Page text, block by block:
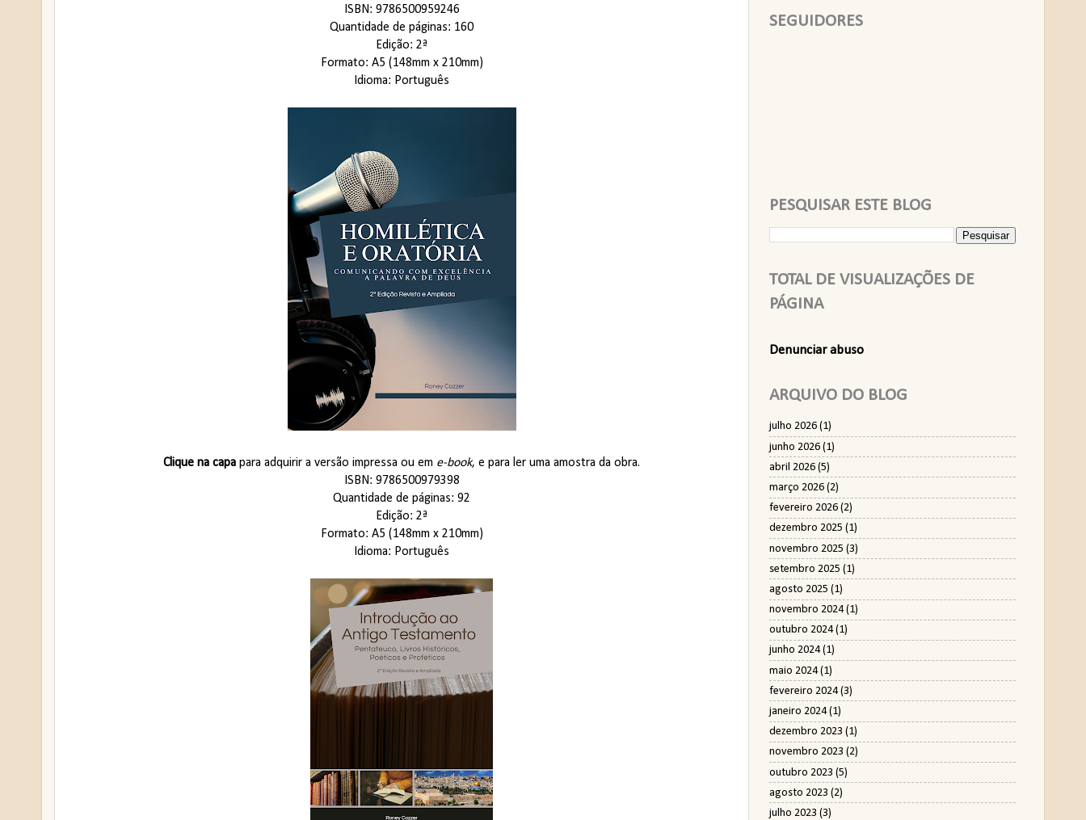
ISBN: 9786500959246
Quantidade de páginas: 160
Edição: 2ª
Formato: A5 (148mm x 210mm)
Idioma: Português
Clique na capa para adquirir a versão impressa ou em e-book, e para ler uma amostra da obra.
ISBN: 9786500979398
Quantidade de páginas: 92
Edição: 2ª
Formato: A5 (148mm x 210mm)
Idioma: Português
SEGUIDORES
PESQUISAR ESTE BLOG
TOTAL DE VISUALIZAÇÕES DE
PÁGINA
Denunciar abuso
ARQUIVO DO BLOG
julho 2026 (1)
junho 2026 (1)
abril 2026 (5)
março 2026 (2)
fevereiro 2026 (2)
dezembro 2025 (1)
novembro 2025 (3)
setembro 2025 (1)
agosto 2025 (1)
novembro 2024(1)
outubro 2024(1)
junho 2024(1)
maio 2024(1)
fevereiro 2024(3)
janeiro 2024(1)
dezembro 2023 (1)
novembro 2023 (2)
outubro 2023 (5)
agosto 2023 (2)
julho 2023 (3)